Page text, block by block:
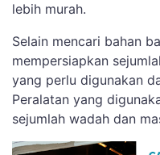
lebih murah.
Selain mencari bahan
mempersiapkan
yang perlu digunakan
Peralatan yang
sejumlah wadah dan